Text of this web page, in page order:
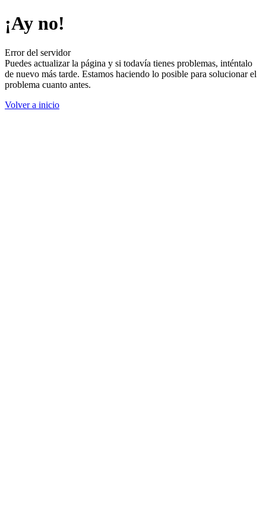
¡Ay no!
Error del servidor
Puedes actualizar la página y si todavía tienes problemas, inténtalo
de nuevo más tarde. Estamos haciendo lo posible para solucionar el
problema cuanto antes.
Volver a inicio